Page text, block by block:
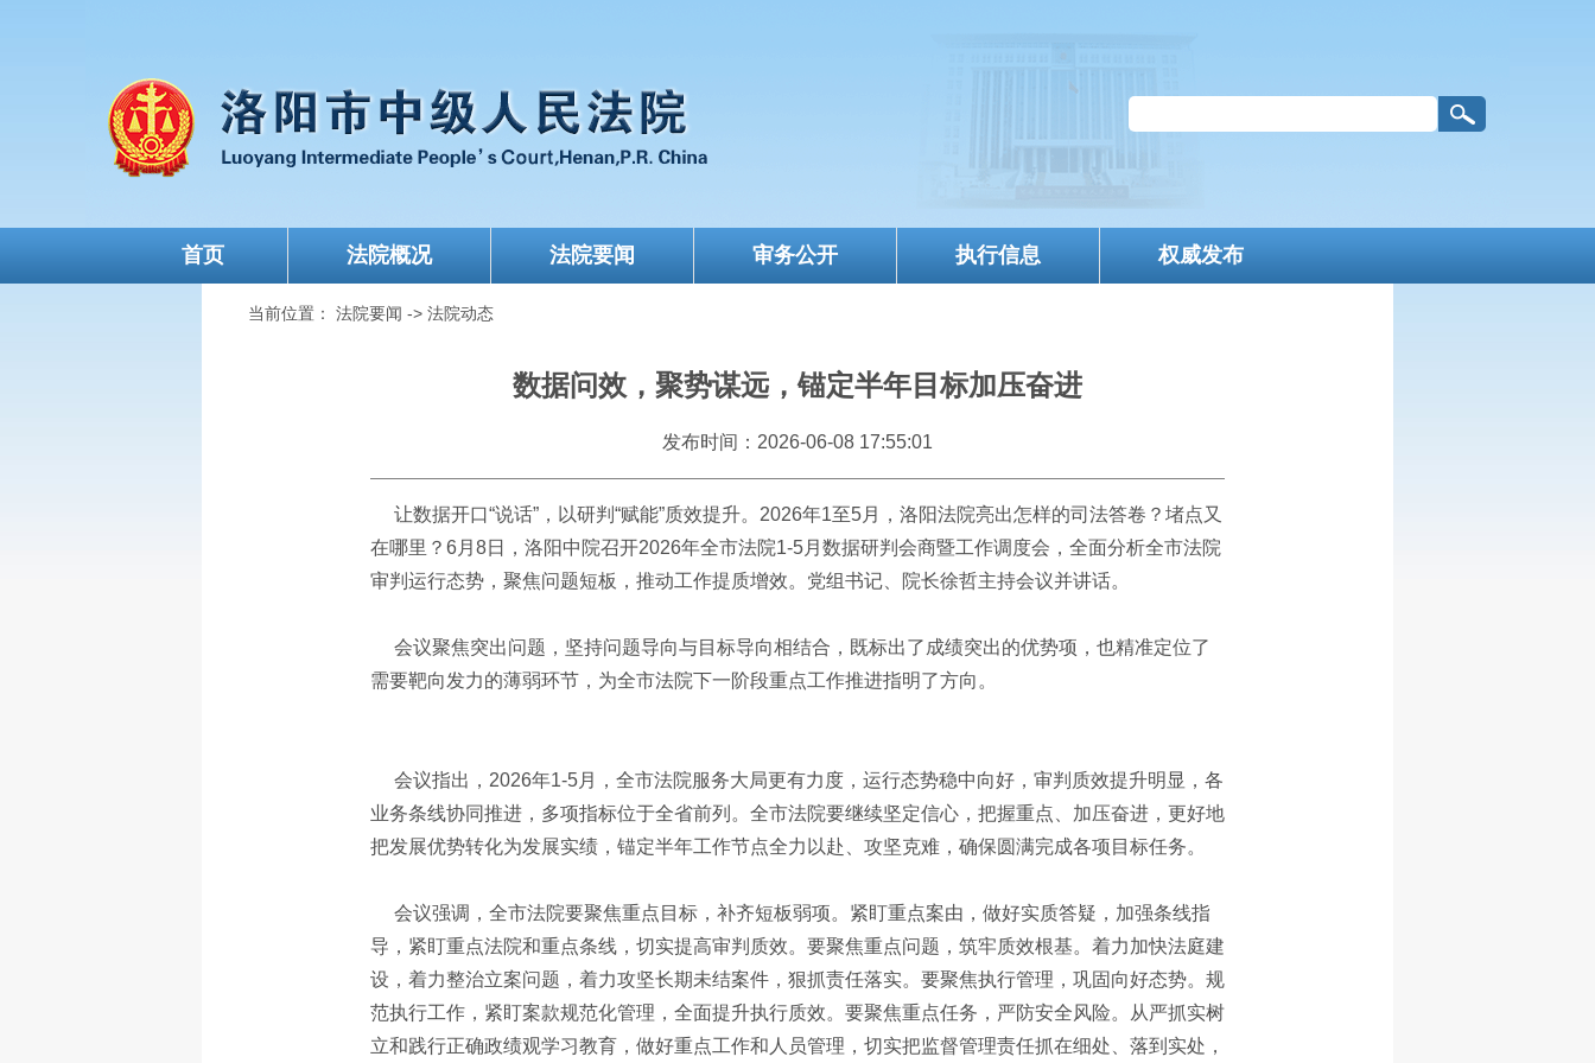
首页 法院概况 法院要闻 审务公开 执行信息 权威发布
当前位置：法院要闻 ->法院动态
数据问效，聚势谋远，锚定半年目标加压奋进
发布时间：2026-06-08 17:55:01
让数据开口“说话”，以研判“赋能”质效提升。2026年1至5月，洛阳法院亮出怎样的司法答卷？堵点又
在哪里？6月8日，洛阳中院召开2026年全市法院1-5月数据研判会商暨工作调度会，全面分析全市法院
审判运行态势，聚焦问题短板，推动工作提质增效。党组书记、院长徐哲主持会议并讲话。
会议聚焦突出问题，坚持问题导向与目标导向相结合，既标出了成绩突出的优势项，也精准定位了
需要靶向发力的薄弱环节，为全市法院下一阶段重点工作推进指明了方向。
会议指出，2026年1-5月，全市法院服务大局更有力度，运行态势稳中向好，审判质效提升明显，各
业务条线协同推进，多项指标位于全省前列。全市法院要继续坚定信心，把握重点、加压奋进，更好地
把发展优势转化为发展实绩，锚定半年工作节点全力以赴、攻坚克难，确保圆满完成各项目标任务。
会议强调，全市法院要聚焦重点目标，补齐短板弱项。紧盯重点案由，做好实质答疑，加强条线指
导，紧盯重点法院和重点条线，切实提高审判质效。要聚焦重点问题，筑牢质效根基。着力加快法庭建
设，着力整治立案问题，着力攻坚长期未结案件，狠抓责任落实。要聚焦执行管理，巩固向好态势。规
范执行工作，紧盯案款规范化管理，全面提升执行质效。要聚焦重点任务，严防安全风险。从严抓实树
立和践行正确政绩观学习教育，做好重点工作和人员管理，切实把监督管理责任抓在细处、落到实处，